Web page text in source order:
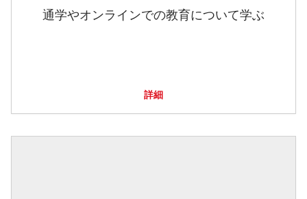
通学やオンラインでの教育について学ぶ
詳細